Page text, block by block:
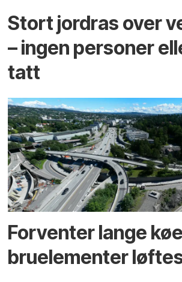
Stort jordras over
– ingen personer
tatt
Forventer lange
bru­elementer